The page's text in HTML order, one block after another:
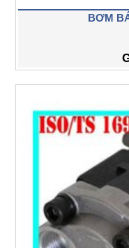
BƠM